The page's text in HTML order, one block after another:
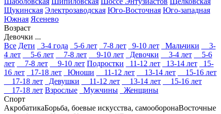
Щукинская Электрозаводская Юго-Восточная Юго-западная
Южная Ясенево
Возраст
Девочки ...
Все Дети 3-4 года 5-6 лет 7-8 лет 9-10 лет Мальчики
3-
4 лет
5-6 лет 7-8 лет 9-10 лет Девочки 3-4 лет
5-6
лет
7-8 лет 9-10 лет Подростки 11-12 лет 13-14 лет
15-
16 лет
17-18 лет Юноши 11-12 лет 13-14 лет
15-16 лет
17-18 лет
Девушки 11-12 лет 13-14 лет
15-16 лет
17-18 лет Взрослые Мужчины
Женщины
Спорт
АкробатикаБорьба, боевые искусства, самооборонаВосточные